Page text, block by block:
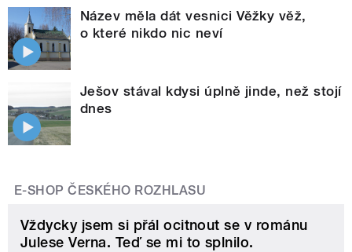
Název měla dát vesnici Věžky věž,
o které nikdo nic neví
Ješov stával kdysi úplně jinde, než stojí
dnes
E-SHOP ČESKÉHO ROZHLASU
Vždycky jsem si přál ocitnout se v románu
Julese Verna. Teď se mi to splnilo.